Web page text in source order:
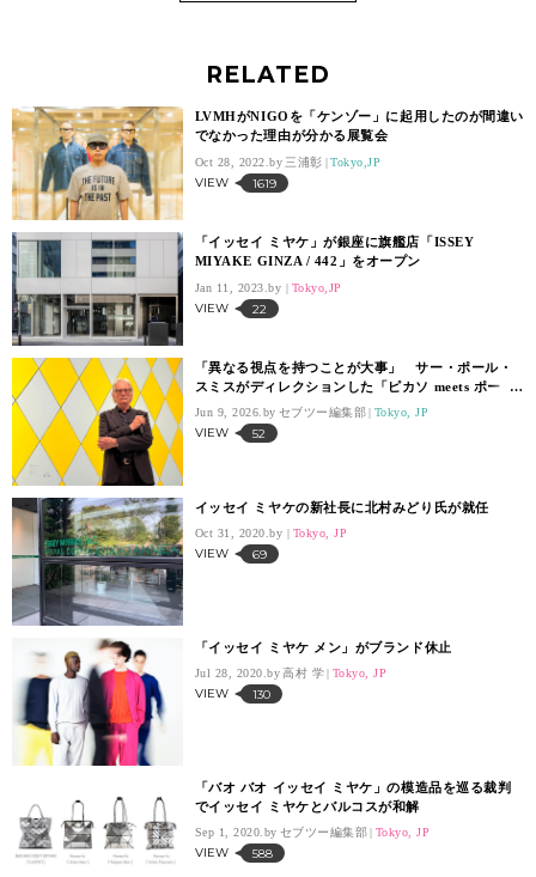
RELATED
LVMHがNIGOを「ケンゾー」に起用したのが間違い
でなかった理由が分かる展覧会
Oct 28, 2022. 三浦彰 Tokyo,JP
VIEW 1619
「イッセイ ミヤケ」が銀座に旗艦店「ISSEY
MIYAKE GINZA / 442」をオープン
Jan 11, 2023. Tokyo,JP
VIEW 22
「異なる視点を持つことが大事」 サー・ポール・
スミスがディレクションした「ピカソ meets ポー
ル・スミス 遊び心の冒険へ」開催
Jun 9, 2026. セブツー編集部 Tokyo, JP
VIEW 52
イッセイ ミヤケの新社長に北村みどり氏が就任
Oct 31, 2020. Tokyo, JP
VIEW 69
「イッセイ ミヤケ メン」がブランド休止
Jul 28, 2020. 高村 学 Tokyo, JP
VIEW 130
「バオ バオ イッセイ ミヤケ」の模造品を巡る裁判
でイッセイ ミヤケとバルコスが和解
Sep 1, 2020. セブツー編集部 Tokyo, JP
VIEW 588